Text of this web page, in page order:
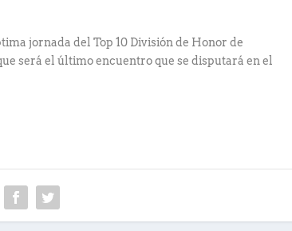
jornada del Top 10 División de Honor de
será el último encuentro que se disputará en el